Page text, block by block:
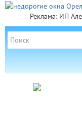
Реклама: ИП